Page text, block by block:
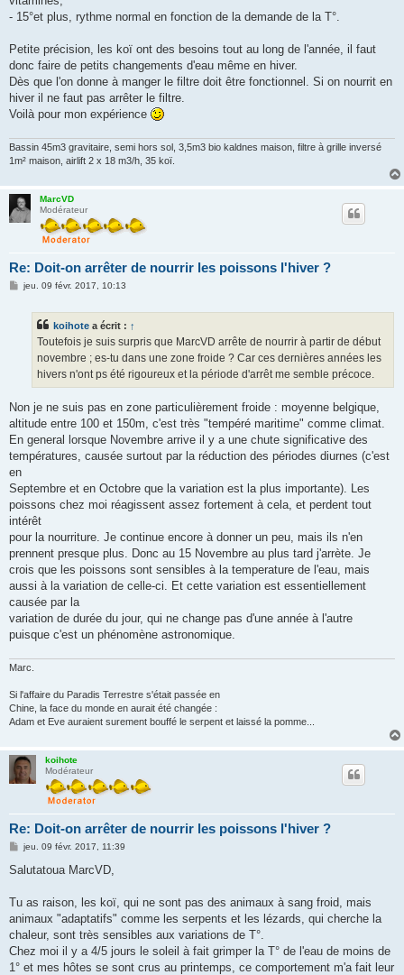
- 15°et plus, rythme normal en fonction de la demande de la T°.
Petite précision, les koï ont des besoins tout au long de l'année, il faut
donc faire de petits changements d'eau même en hiver.
Dès que l'on donne à manger le filtre doit être fonctionnel. Si on nourrit en
hiver il ne faut pas arrêter le filtre.
Voilà pour mon expérience
Bassin 45m3 gravitaire, semi hors sol, 3,5m3 bio kaldnes maison, filtre à grille inversé
1m² maison, airlift 2 x 18 m3/h, 35 koï.
MarcVD
Modérateur
Re: Doit-on arrêter de nourrir les poissons l'hiver ?
Mjeu. 09 févr. 2017, 10:13
koihote a écrit : ↑
Toutefois je suis surpris que MarcVD arrête de nourrir à partir de début
novembre ; es-tu dans une zone froide ? Car ces dernières années les
hivers n'ont ps été rigoureux et la période d'arrêt me semble précoce.
Non je ne suis pas en zone particulièrement froide : moyenne belgique,
altitude entre 100 et 150m, c'est très "tempéré maritime" comme climat.
En general lorsque Novembre arrive il y a une chute significative des
températures, causée surtout par la réduction des périodes diurnes (c'est
en
Septembre et en Octobre que la variation est la plus importante). Les
poissons chez moi réagissent assez fortement à cela, et perdent tout
intérêt
pour la nourriture. Je continue encore à donner un peu, mais ils n'en
prennent presque plus. Donc au 15 Novembre au plus tard j'arrète. Je
crois que les poissons sont sensibles à la temperature de l'eau, mais
aussi à la variation de celle-ci. Et cette variation est essentiellement
causée par la
variation de durée du jour, qui ne change pas d'une année à l'autre
puisque c'est un phénomène astronomique.
Marc.
Si l'affaire du Paradis Terrestre s'était passée en
Chine, la face du monde en aurait été changée :
Adam et Eve auraient surement bouffé le serpent et laissé la pomme...
koihote
Modérateur
Re: Doit-on arrêter de nourrir les poissons l'hiver ?
M
s
g
jeu. 09 févr. 2017, 11:39
Salutatoua MarcVD,
Tu as raison, les koï, qui ne sont pas des animaux à sang froid, mais
animaux "adaptatifs" comme les serpents et les lézards, qui cherche la
chaleur, sont très sensibles aux variations de T°.
Chez moi il y a 4/5 jours le soleil à fait grimper la T° de l'eau de moins de
1° et mes hôtes se sont crus au printemps, ce comportement m'a fait leur